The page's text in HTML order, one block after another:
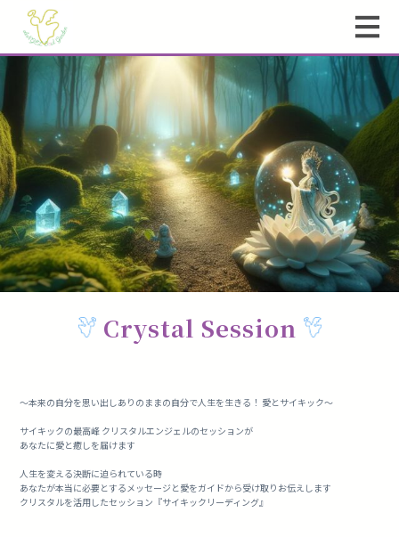
Crystal Session
～本来の自分を思い出しありのままの自分で人生を生きる！ 愛とサイキック～
サイキックの最高峰 クリスタルエンジェルのセッションが
あなたに愛と癒しを届けます
人生を変える決断に迫られている時
あなたが本当に必要とするメッセージと愛をガイドから受け取りお伝えします
クリスタルを活用したセッション『サイキックリーディング』